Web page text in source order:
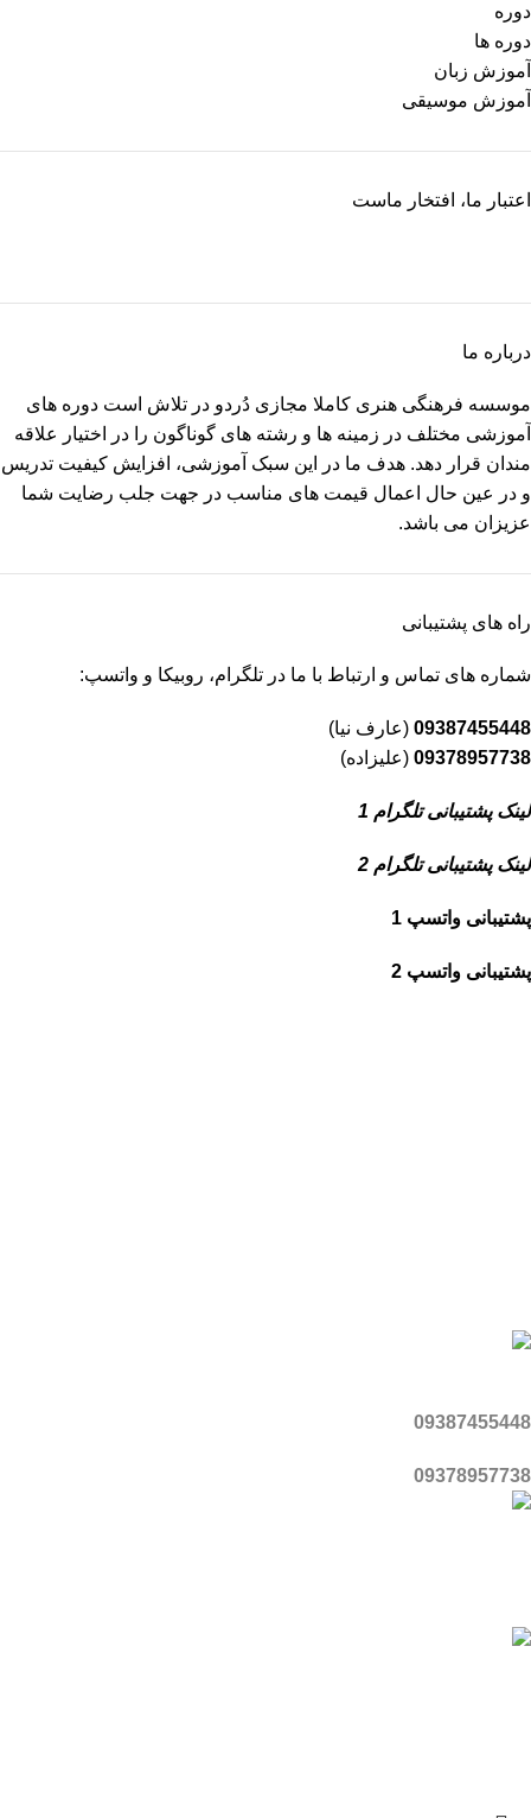
دوره
دوره ها
آموزش زبان
آموزش موسیقی
اعتبار ما، افتخار ماست
درباره ما
موسسه فرهنگی هنری کاملا مجازی دُردو در تلاش است دوره های
آموزشی مختلف در زمینه ها و رشته های گوناگون را در اختیار علاقه
مندان قرار دهد. هدف ما در این سبک آموزشی، افزایش کیفیت تدریس
و در عین حال اعمال قیمت های مناسب در جهت جلب رضایت شما
عزیزان می باشد.
راه های پشتیبانی
شماره های تماس و ارتباط با ما در تلگرام، روبیکا و واتسپ:
09387455448 (عارف نیا)
09378957738 (علیزاده)
لینک پشتیبانی تلگرام 1
لینک پشتیبانی تلگرام 2
پشتیبانی واتسپ 1
پشتیبانی واتسپ 2
09387455448
09378957738